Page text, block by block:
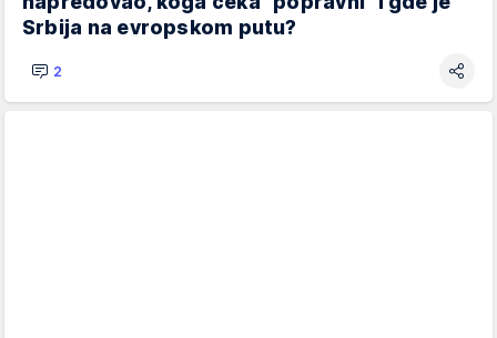
Srbija na evropskom putu?
2